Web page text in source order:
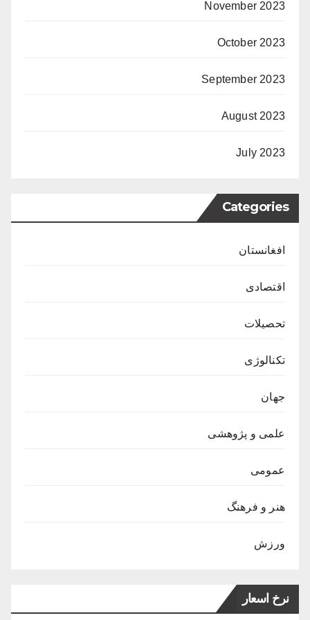
November 2023
October 2023
September 2023
August 2023
July 2023
Categories
افغانستان
اقتصادی
تحصیلات
تکنالوژی
جهان
علمی و پژوهشی
عمومی
هنر و فرهنگ
ورزش
نرخ اسعار